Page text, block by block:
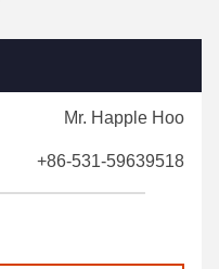
Mr. Happle Hoo
+86-531-59639518